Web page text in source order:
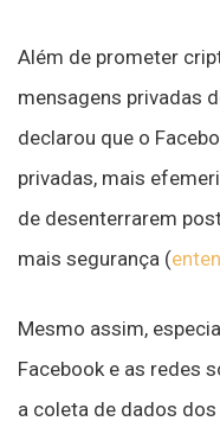
Além de prometer
mensagens privadas
declarou que o
privadas, mais
de desenterrarem
mais segurança (
Mesmo assim,
Facebook e as redes
a coleta de dados